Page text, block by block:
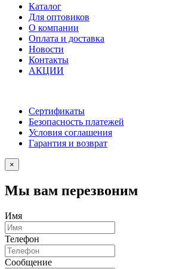
Каталог
Для оптовиков
О компании
Оплата и доставка
Новости
Контакты
АКЦИИ
Сертификаты
Безопасность платежей
Условия соглашения
Гарантия и возврат
×
Мы вам перезвоним
Имя
Телефон
Сообщение